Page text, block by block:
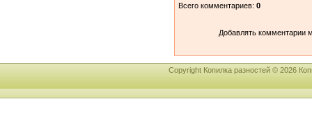
Всего комментариев: 0
Добавлять комментарии
Copyright Копилка разностей © 2026